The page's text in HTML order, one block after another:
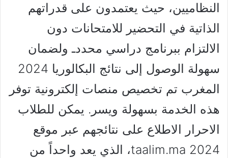
النظاميين، حيث يعتمدون على قدراتهم
الذاتية في التحضير للامتحانات دون
الالتزام ببرنامج دراسي محددـ ولضمان
سهولة الوصول إلى نتائج البكالوريا 2024
المغرب تم تخصيص منصات إلكترونية توفر
هذه الخدمة بسهولة ويسر. يمكن للطلاب
الاحرار الاطلاع على نتائجهم عبر موقع
taalim.ma 2024، الذي يعد واحداً من